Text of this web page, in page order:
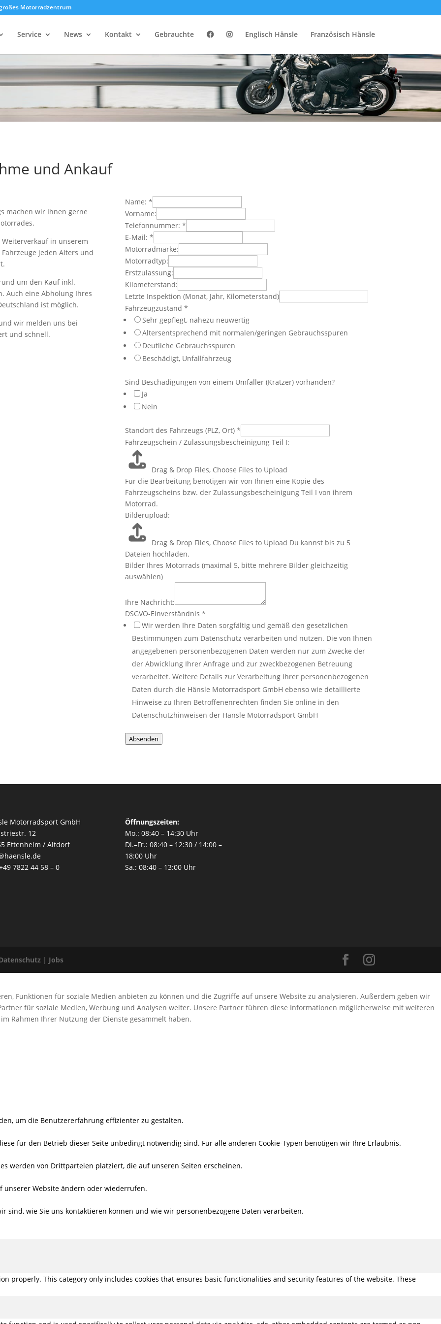
Motorradzentrum
Service News Kontakt Gebrauchte Englisch Hänsle Französisch Hänsle
und Ankauf
machen wir Ihnen gerne
in unserem
jeden Alters und
um den Kauf inkl.
Auch eine Abholung Ihres
ist möglich.
wir melden uns bei
und schnell.
Name: *
Vorname:
Telefonnummer: *
E-Mail: *
Motorradmarke:
Motorradtyp:
Erstzulassung:
Kilometerstand:
Letzte Inspektion (Monat, Jahr, Kilometerstand)
Fahrzeugzustand *
Sehr gepflegt, nahezu neuwertig
Altersentsprechend mit normalen/geringen Gebrauchsspuren
Deutliche Gebrauchsspuren
Beschädigt, Unfallfahrzeug
Sind Beschädigungen von einem Umfaller (Kratzer) vorhanden?
Ja
Nein
Standort des Fahrzeugs (PLZ, Ort) *
Zulassungsbescheinigung
Motorradtyp:
Name:
Fahrzeugschein / Zulassungsbescheinigung Teil I:
Drag & Drop Files, Choose Files to Upload
Für die Bearbeitung benötigen wir von Ihnen eine Kopie des
Fahrzeugscheins bzw. der Zulassungsbescheinigung Teil I von ihrem
Motorrad.
Bilderupload:
Drag & Drop Files, Choose Files to Upload Du kannst bis zu 5
Dateien hochladen.
Bilder Ihres Motorrads (maximal 5, bitte mehrere Bilder gleichzeitig
auswählen)
Ihre Nachricht:
DSGVO-Einverständnis *
Wir werden Ihre Daten sorgfältig und gemäß den gesetzlichen
Bestimmungen zum Datenschutz verarbeiten und nutzen. Die von Ihnen
angegebenen personenbezogenen Daten werden nur zum Zwecke der
der Abwicklung Ihrer Anfrage und zur zweckbezogenen Betreuung
verarbeitet. Weitere Details zur Verarbeitung Ihrer personenbezogenen
Daten durch die Hänsle Motorradsport GmbH ebenso wie detaillierte
Hinweise zu Ihren Betroffenenrechten finden Sie online in den
Datenschutzhinweisen der Hänsle Motorradsport GmbH
Absenden
Motorradsport GmbH
12
Ettenheim / Altdorf
7822 44 58 – 0
Öffnungszeiten:
Mo.: 08:40 – 14:30 Uhr
Di.–Fr.: 08:40 – 12:30 / 14:00 –
18:00 Uhr
Sa.: 08:40 – 13:00 Uhr
| Jobs
Funktionen für soziale Medien anbieten zu können und die Zugriffe auf unsere Website zu analysieren. Außerdem geben wir
für soziale Medien, Werbung und Analysen weiter. Unsere Partner führen diese Informationen möglicherweise mit weiteren
Rahmen Ihrer Nutzung der Dienste gesammelt haben.
um die Benutzererfahrung effizienter zu gestalten.
für den Betrieb dieser Seite unbedingt notwendig sind. Für alle anderen Cookie-Typen benötigen wir Ihre Erlaubnis.
werden von Drittparteien platziert, die auf unseren Seiten erscheinen.
unserer Website ändern oder wiederrufen.
sind, wie Sie uns kontaktieren können und wie wir personenbezogene Daten verarbeiten.
properly. This category only includes cookies that ensures basic functionalities and security features of the website. These